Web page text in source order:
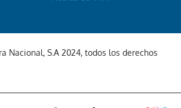
Nacional, S.A 2024, todos los derechos